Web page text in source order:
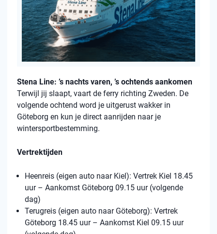
Stena Line: ’s nachts varen, ’s ochtends aankomen
Terwijl jij slaapt, vaart de ferry richting Zweden. De
volgende ochtend word je uitgerust wakker in
Göteborg en kun je direct aanrijden naar je
wintersportbestemming.
Vertrektijden
Heenreis (eigen auto naar Kiel): Vertrek Kiel 18.45
uur – Aankomst Göteborg 09.15 uur (volgende
dag)
Terugreis (eigen auto naar Göteborg): Vertrek
Göteborg 18.45 uur – Aankomst Kiel 09.15 uur